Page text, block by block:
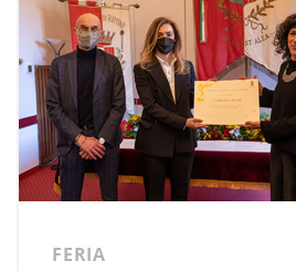
FERIA